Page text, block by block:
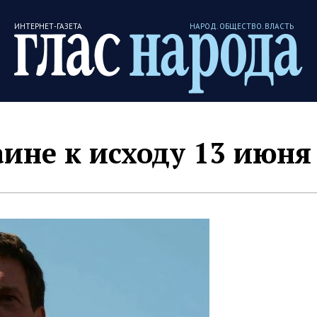
ИНТЕРНЕТ-ГАЗЕТА НАРОД. ОБЩЕСТВО. ВЛАСТЬ
к исходу 13 июня